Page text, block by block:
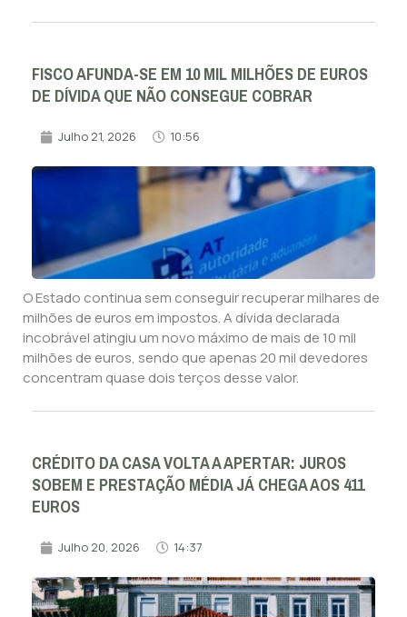
FISCO AFUNDA-SE EM 10 MIL MILHÕES DE EUROS
DE DÍVIDA QUE NÃO CONSEGUE COBRAR
Julho 21, 2026 10:56
O Estado continua sem conseguir recuperar milhares de
milhões de euros em impostos. A dívida declarada
incobrável atingiu um novo máximo de mais de 10 mil
milhões de euros, sendo que apenas 20 mil devedores
concentram quase dois terços desse valor.
CRÉDITO DA CASA VOLTA A APERTAR: JUROS
SOBEM E PRESTAÇÃO MÉDIA JÁ CHEGA AOS 411
EUROS
Julho 20, 2026 14:37